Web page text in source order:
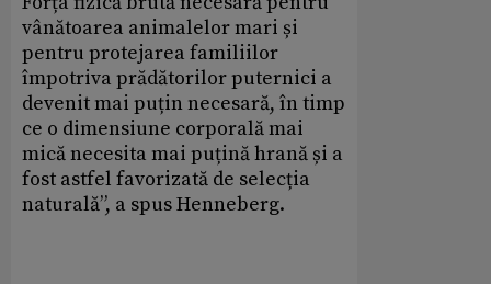
vânătoarea animalelor mari și
pentru protejarea familiilor
împotriva prădătorilor puternici a
devenit mai puțin necesară, în timp
ce o dimensiune corporală mai
mică necesita mai puțină hrană și a
fost astfel favorizată de selecția
naturală”, a spus Henneberg.